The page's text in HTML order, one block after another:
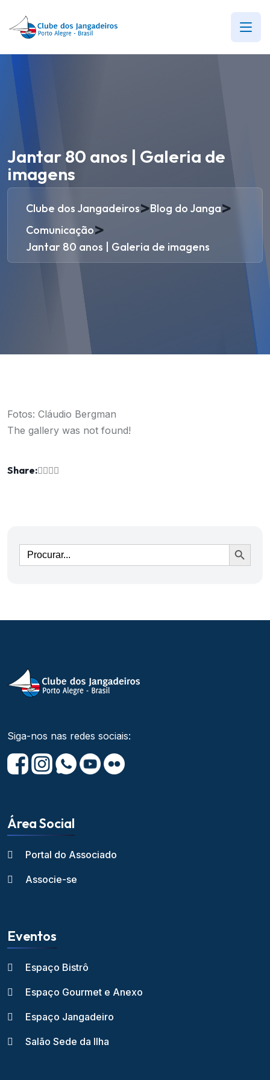
Jantar 80 anos | Galeria de
imagens
Clube dos Jangadeiros>Blog do Janga>
Comunicação>
Jantar 80 anos | Galeria de imagens
Fotos: Cláudio Bergman
The gallery was not found!
Share:
Ir
Siga-nos nas redes sociais:
Área Social
Portal do Associado
Associe-se
Eventos
Espaço Bistrô
Espaço Gourmet e Anexo
Espaço Jangadeiro
Salão Sede da Ilha